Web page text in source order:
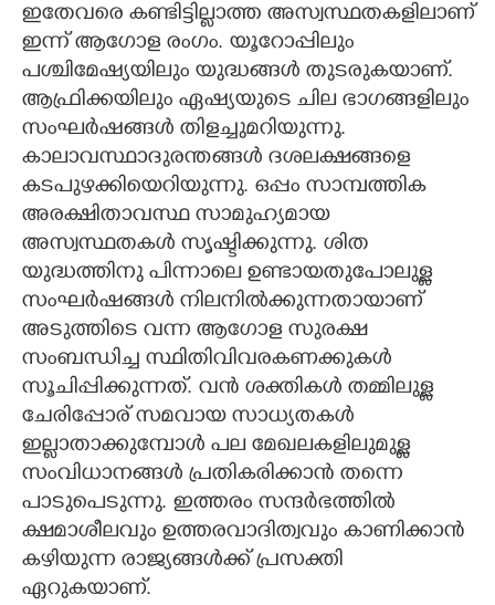
ഇതേവരെ കണ്ടിട്ടില്ലാത്ത അസ്വസ്ഥതകളിലാണ്
ഇന്ന് ആഗോള രംഗം. യൂറോപ്പിലും
പശ്ചിമേഷ്യയിലും യുദ്ധങ്ങൾ തുടരുകയാണ്.
ആഫ്രിക്കയിലും ഏഷ്യയുടെ ചില ഭാഗങ്ങളിലും
സംഘർഷങ്ങൾ തിളച്ചുമറിയുന്നു.
കാലാവസ്ഥാദുരന്തങ്ങൾ ദശലക്ഷങ്ങളെ
കടപുഴക്കിയെറിയുന്നു. ഒപ്പം സാമ്പത്തിക
അരക്ഷിതാവസ്ഥ സാമുഹ്യമായ
അസ്വസ്ഥതകൾ സൃഷ്ടിക്കുന്നു. ശിത
യുദ്ധത്തിനു പിന്നാലെ ഉണ്ടായതുപോലുള്ള
സംഘർഷങ്ങൾ നിലനിൽക്കുന്നതായാണ്
അടുത്തിടെ വന്ന ആഗോള സുരക്ഷ
സംബന്ധിച്ച സ്ഥിതിവിവരകണക്കുകൾ
സൂചിപ്പിക്കുന്നത്. വൻ ശക്തികൾ തമ്മിലുള്ള
ചേരിപ്പോര് സമവായ സാധ്യതകൾ
ഇല്ലാതാക്കുമ്പോൾ പല മേഖലകളിലുമുള്ള
സംവിധാനങ്ങൾ പ്രതികരിക്കാൻ തന്നെ
പാടുപെടുന്നു. ഇത്തരം സന്ദർഭത്തിൽ
ക്ഷമാശീലവും ഉത്തരവാദിത്വവും കാണിക്കാൻ
കഴിയുന്ന രാജ്യങ്ങൾക്ക് പ്രസക്തി
ഏറുകയാണ്.